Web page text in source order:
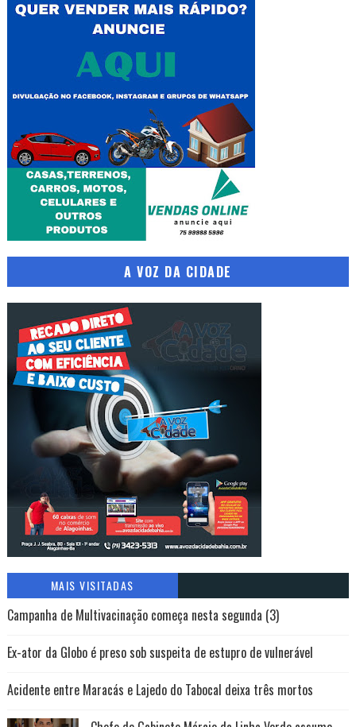
A VOZ DA CIDADE
MAIS VISITADAS
Campanha de Multivacinação começa nesta segunda (3)
Ex-ator da Globo é preso sob suspeita de estupro de vulnerável
Acidente entre Maracás e Lajedo do Tabocal deixa três mortos